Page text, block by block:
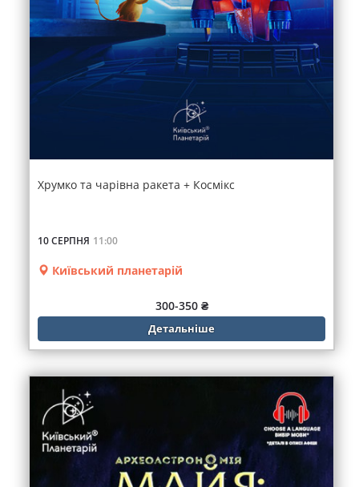
Хрумко та чарівна ракета + Космікс
10 СЕРПНЯ 11:00
Київський планетарій
300-350 ₴
Детальніше